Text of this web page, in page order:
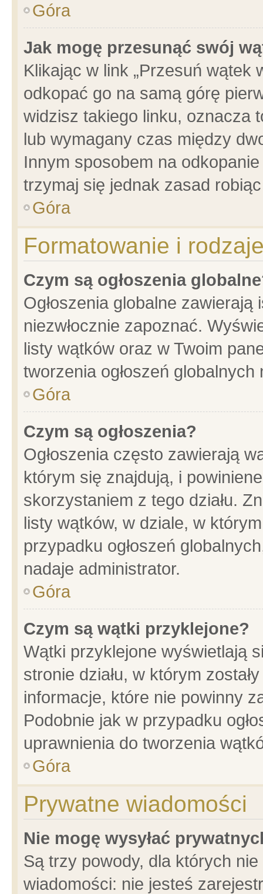
Góra
Jak mogę przesunąć swój
Klikając w link „Przesuń wątek
odkopać go na samą górę
widzisz takiego linku, oznacza
lub wymagany czas między
Innym sposobem na
trzymaj się jednak zasad
Góra
Formatowanie i
Czym są ogłoszenia
Ogłoszenia globalne
niezwłocznie zapoznać.
listy wątków oraz w Twoim
tworzenia ogłoszeń
Góra
Czym są ogłoszenia?
Ogłoszenia często zawierają
którym się znajdują, i
skorzystaniem z tego działu.
listy wątków, w dziale, w
przypadku ogłoszeń
nadaje administrator.
Góra
Czym są wątki przyklejone?
Wątki przyklejone wyświetlają
stronie działu, w którym
informacje, które nie powinny
Podobnie jak w przypadku
uprawnienia do tworzenia
Góra
Prywatne wiadomości
Nie mogę wysyłać
Są trzy powody, dla których
wiadomości: nie jesteś